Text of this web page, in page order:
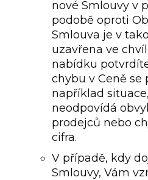
nové Smlouvy v
podobě oproti
Smlouva je v
uzavřena ve
nabídku
chybu v Ceně se
například
neodpovídá
prodejců nebo
cifra.
V případě, kdy
Smlouvy, Vám